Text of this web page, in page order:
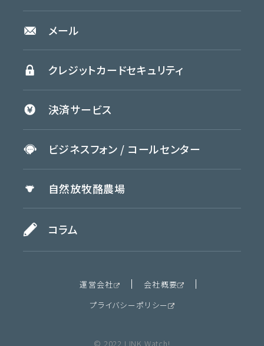
メール
クレジットカードセキュリティ
決済サービス
ビジネスフォン / コールセンター
自然放牧酪農場
コラム
運営会社
会社概要
プライバシーポリシー
© 2022 LINK Watch!